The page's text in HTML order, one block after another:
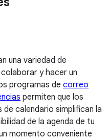
una variedad de
y hacer un
programas de correo
permiten que los
de calendario simplifican la
de la agenda de tu
momento conveniente